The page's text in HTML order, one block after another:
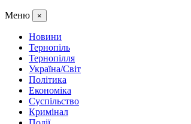
Меню ×
Новини
Тернопіль
Тернопілля
Україна/Світ
Політика
Економіка
Суспільство
Кримінал